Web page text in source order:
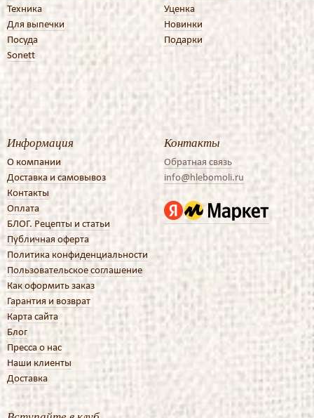
Техника
Для выпечки
Посуда
Sonett
Уценка
Новинки
Подарки
Информация
О компании
Доставка и самовывоз
Контакты
Оплата
БЛОГ. Рецепты и статьи
Публичная оферта
Политика конфиденциальности
Пользовательское соглашение
Как оформить заказ
Гарантия и возврат
Карта сайта
Блог
Пресса о нас
Наши клиенты
Доставка
Контакты
Обратная связь
info@hlebomoli.ru